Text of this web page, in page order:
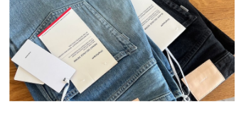
その他
ワンピース・サロペット
その他
ボトム